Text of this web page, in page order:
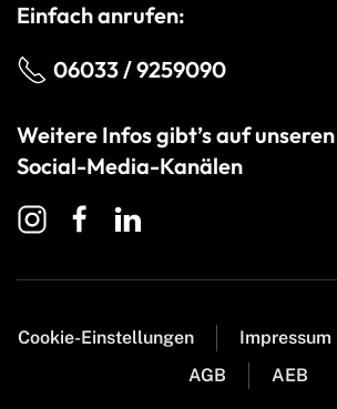
Einfach anrufen:
06033 / 9259090
Weitere Infos gibt’s auf unseren
Social-Media-Kanälen
Cookie-Einstellungen Impressum
AGB
AEB